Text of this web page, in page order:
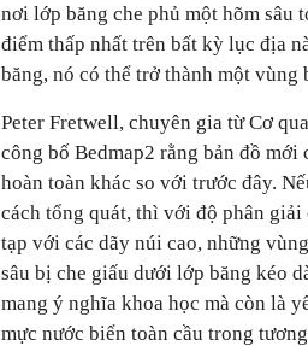
nơi lớp băng che phủ một hõm sâu
điểm thấp nhất trên bất kỳ lục địa
băng, nó có thể trở thành một
Peter Fretwell, chuyên gia từ Cơ
công bố Bedmap2 rằng bản đồ
hoàn toàn khác so với trước đây.
cách tổng quát, thì với độ phân giải
tạp với các dãy núi cao, những
sâu bị che giấu dưới lớp băng kéo
mang ý nghĩa khoa học mà còn là
mực nước biển toàn cầu trong